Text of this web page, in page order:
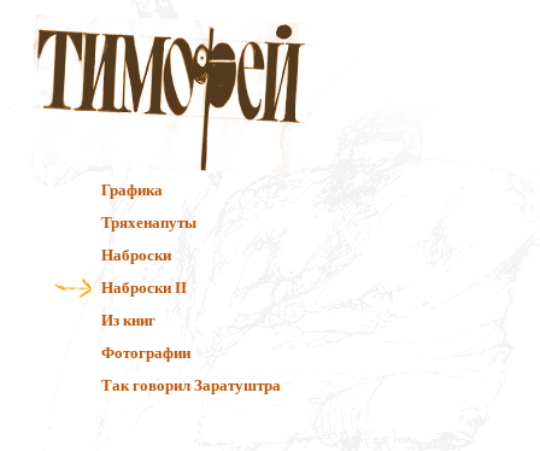
Графика
Тряхенапуты
Наброски
Наброски II
Из книг
Фотографии
Так говорил Заратуштра